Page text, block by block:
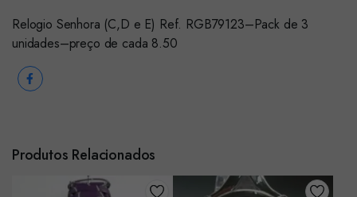
Relogio Senhora (C,D e E) Ref. RGB79123–Pack de 3
unidades–preço de cada 8.50
Produtos Relacionados